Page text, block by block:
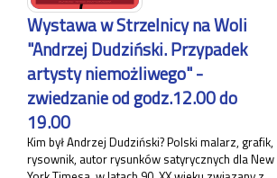
Czas trwania zwiedzania około 60 minut.
Każdy uczestnik zwiedzania jest zobowiązany do
posiadania własnego biletu.
Wystawa w Strzelnicy na Woli
"Andrzej Dudziński. Przypadek
artysty niemożliwego" -
zwiedzanie od godz.12.00 do
19.00
Kim był Andrzej Dudziński? Polski malarz, grafik,
rysownik, autor rysunków satyrycznych dla New